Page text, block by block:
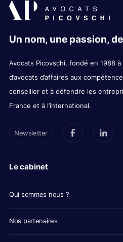
Un nom, une passion,
Avocats Picovschi, fondé en 1988
d’avocats d’affaires aux
conseiller et à défendre les
France et à l’international.
Newsletter
Le cabinet
Qui sommes nous ?
Nos partenaires